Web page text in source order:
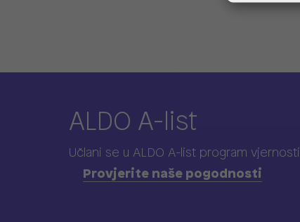
ALDO A-list
Učlani se u ALDO A-list program vjernosti
Provjerite naše pogodnosti